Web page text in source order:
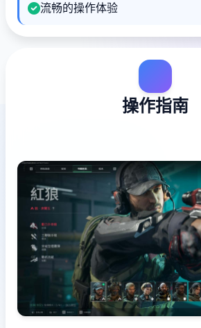
流畅的操作体验
操作指南